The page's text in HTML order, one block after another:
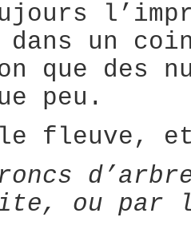
dans un
que des
peu.
fleuve,
ou par